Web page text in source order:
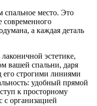
место. Это
современного
а каждая деталь
эстетике,
вашей спальни, даря
строгими линиями
удобный прямой
к просторному
с организацией